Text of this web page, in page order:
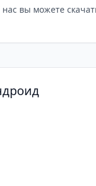
для
нас вы можете